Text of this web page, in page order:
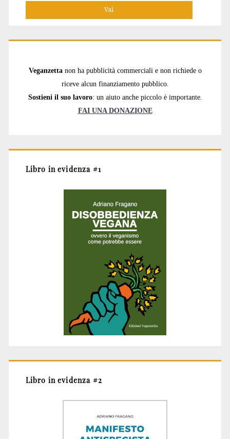
Veganzetta non ha pubblicità commerciali e non richiede o
riceve alcun finanziamento pubblico.
Sostieni il suo lavoro: un aiuto anche piccolo è importante.
FAI UNA DONAZIONE
Libro in evidenza #1
Libro in evidenza #2